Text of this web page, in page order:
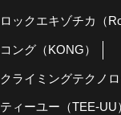
ロックエキゾチカ（
コング（KONG）
クライミングテクノ
ティーユー（TEE-UU